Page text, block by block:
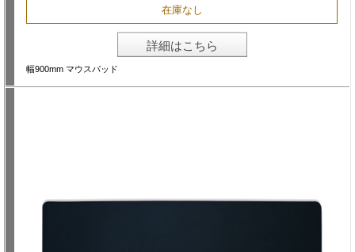
在庫なし
詳細はこちら
幅900mm マウスパッド